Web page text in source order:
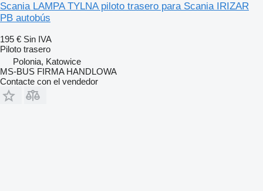
Scania LAMPA TYLNA piloto trasero para Scania IRIZAR
PB autobús
195 € Sin IVA
Piloto trasero
Polonia, Katowice
MS-BUS FIRMA HANDLOWA
Contacte con el vendedor